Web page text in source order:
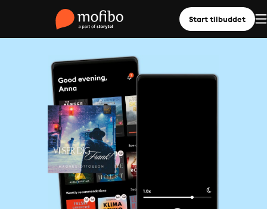
Start tilbuddet